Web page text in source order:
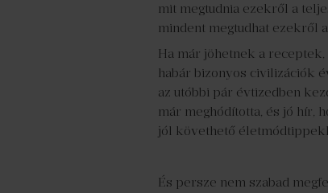
mit megtudnia ezekről a
mindent megtudhat ezekről
Ha már jöhetnek a
habár bizonyos civilizációk
az utóbbi pár évtizedben
már meghódította, és jó hír,
jól követhető
És persze nem szabad